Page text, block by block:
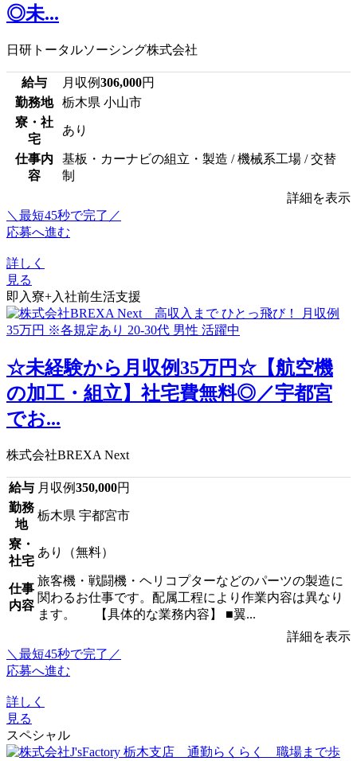
◎未...
日研トータルソーシング株式会社
給与 月収例306,000円
勤務地
栃木県 小山市
寮・社
宅
あり
仕事内
容
基板・カーナビの組立・製造 / 機械系工場 / 交替
制
詳細を表示
＼最短45秒で完了／
応募へ進む
詳しく
見る
即入寮+入社前生活支援
☆未経験から月収例35万円☆【航空機
の加工・組立】社宅費無料◎／宇都宮
でお...
株式会社BREXA Next
給与 月収例350,000円
勤務
地
栃木県 宇都宮市
寮・
社宅
あり（無料）
仕事
内容
旅客機・戦闘機・ヘリコプターなどのパーツの製造に
関わるお仕事です。配属工程により作業内容は異なり
ます。 【具体的な業務内容】 ■翼...
詳細を表示
＼最短45秒で完了／
応募へ進む
詳しく
見る
スペシャル